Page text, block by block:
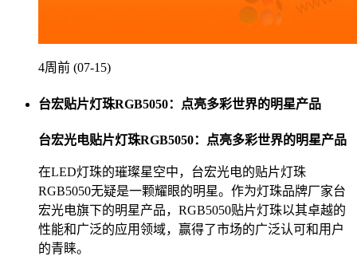
4周前 (07-15)
台宏贴片灯珠RGB5050：点亮多彩世界的明星产品
台宏光电贴片灯珠RGB5050：点亮多彩世界的明星产品
在LED灯珠的璀璨星空中，台宏光电的贴片灯珠
RGB5050无疑是一颗耀眼的明星。作为灯珠品牌厂家台
宏光电旗下的明星产品，RGB5050贴片灯珠以其卓越的
性能和广泛的应用领域，赢得了市场的广泛认可和用户
的青睐。